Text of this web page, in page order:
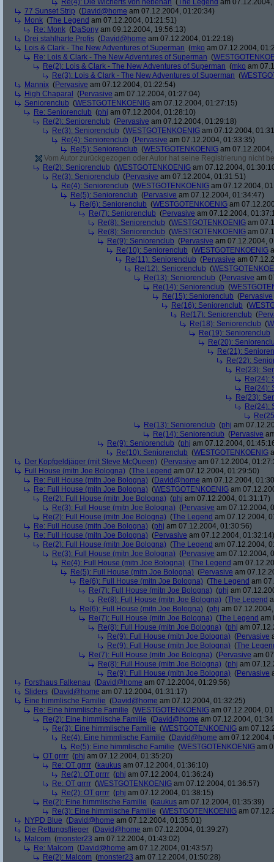
Re(4): Die Wicherts von nebenan (The Legend am
77 Sunset Strip (David@home am 07.12.2004, 01:20:34)
Monk (The Legend am 07.12.2004, 01:21:51)
Re: Monk (DaSony am 09.12.2004, 19:56:13)
Drei stahlharte Profis (David@home am 07.12.2004, 01:22:18)
Lois & Clark - The New Adventures of Superman (mko am 07.12.2004,
Re: Lois & Clark - The New Adventures of Superman (
Re(2): Lois & Clark - The New Adventures of Superman (mko am
Re(3): Lois & Clark - The New Adventures of Superman (
Mannix (Pervasive am 07.12.2004, 01:22:54)
High Chaparal
(Pervasive am 07.12.2004, 01:27:04)
Seniorenclub (WESTGOTENKOENIG am 07.12.2004, 01:27:15)
Re: Seniorenclub (phj am 07.12.2004, 01:28:10)
Re(2): Seniorenclub (Pervasive am 07.12.2004, 01:29:18)
Re(3): Seniorenclub (WESTGOTENKOENIG am 07.12.2004,
Re(4): Seniorenclub (Pervasive am 07.12.2004, 01:33:35)
Re(5): Seniorenclub (WESTGOTENKOENIG am
Vom Autor zurückgezogen oder Autor hat seine Registrierung nicht
Re(2): Seniorenclub (WESTGOTENKOENIG am 07.12.2004,
Re(3): Seniorenclub (Pervasive am 07.12.2004, 01:31:51)
Re(4): Seniorenclub (WESTGOTENKOENIG am 07.12.2004,
Re(5): Seniorenclub (Pervasive am 07.12.2004, 01:34:47)
Re(6): Seniorenclub (WESTGOTENKOENIG am
Re(7): Seniorenclub (Pervasive am 07.12.2004,
Re(8): Seniorenclub (WESTGOTENKOENIG am
Re(8): Seniorenclub (WESTGOTENKOENIG am
Re(9): Seniorenclub (Pervasive am 07.12.2004,
Re(10): Seniorenclub (WESTGOTENKOENIG
Re(11): Seniorenclub (Pervasive am
Re(12): Seniorenclub (
Re(13): Seniorenclub (Pervasive am
Re(14): Seniorenclub (
Re(15): Seniorenclub (Pervasive
Re(16): Seniorenclub (
Re(17): Seniorenclub (
Re(18): Seniorenclub (
Re(19): Seniorenclub
Re(20):
Re(21):
Re(22):
Re(23):
Re(24):
Re(24):
Re(23):
Re(24):
Re(13): Seniorenclub (phj am
Re(14): Seniorenclub (Pervasive
Re(9): Seniorenclub (phj am 07.12.2004,
Re(10): Seniorenclub (WESTGOTENKOENIG
Der Kopfgeldjäger (mit Steve McQueen) (Pervasive am 07.12.2004,
Full House (mitn Joe Bologna) (The Legend am 07.12.2004, 01:29:50)
Re: Full House (mitn Joe Bologna) (David@home am 07.12.2004,
Re: Full House (mitn Joe Bologna) (WESTGOTENKOENIG am
Re(2): Full House (mitn Joe Bologna) (phj am 07.12.2004, 01:31:17)
Re(3): Full House (mitn Joe Bologna) (Pervasive am 07.12.2004,
Re(2): Full House (mitn Joe Bologna) (The Legend am 07.12.2004,
Re: Full House (mitn Joe Bologna) (phj am 07.12.2004, 01:30:56)
Re: Full House (mitn Joe Bologna) (Pervasive am 07.12.2004, 01:32:14)
Re(2): Full House (mitn Joe Bologna) (The Legend am 07.12.2004,
Re(3): Full House (mitn Joe Bologna) (Pervasive am 07.12.2004,
Re(4): Full House (mitn Joe Bologna) (The Legend am
Re(5): Full House (mitn Joe Bologna) (Pervasive am
Re(6): Full House (mitn Joe Bologna) (The Legend am
Re(7): Full House (mitn Joe Bologna) (phj am
Re(8): Full House (mitn Joe Bologna) (The Legend
Re(6): Full House (mitn Joe Bologna) (phj am
Re(7): Full House (mitn Joe Bologna) (The Legend am
Re(8): Full House (mitn Joe Bologna) (phj am
Re(9): Full House (mitn Joe Bologna) (Pervasive
Re(9): Full House (mitn Joe Bologna) (The
Re(7): Full House (mitn Joe Bologna) (Pervasive am
Re(8): Full House (mitn Joe Bologna) (phj am
Re(9): Full House (mitn Joe Bologna) (Pervasive
Forsthaus Falkenau (David@home am 07.12.2004, 01:29:56)
Sliders (David@home am 07.12.2004, 01:31:17)
Eine himmlische Familie (David@home am 07.12.2004, 01:32:25)
Re: Eine himmlische Familie (WESTGOTENKOENIG am 07.12.2004,
Re(2): Eine himmlische Familie (David@home am 07.12.2004,
Re(3): Eine himmlische Familie (WESTGOTENKOENIG am
Re(4): Eine himmlische Familie (David@home am 07.12.2004,
Re(5): Eine himmlische Familie (WESTGOTENKOENIG am
OT grrrr (phj am 07.12.2004, 01:35:20)
Re: OT grrrr (kaukus am 07.12.2004, 01:36:10)
Re(2): OT grrrr (phj am 07.12.2004, 01:36:24)
Re: OT grrrr (WESTGOTENKOENIG am 07.12.2004, 01:36:57)
Re(2): OT grrrr (phj am 07.12.2004, 01:38:15)
Re(2): Eine himmlische Familie (kaukus am 07.12.2004, 01:35:39)
Re(3): Eine himmlische Familie (WESTGOTENKOENIG am
NYPD Blue (David@home am 07.12.2004, 01:35:01)
Die Rettungsflieger (David@home am 07.12.2004, 01:39:27)
Malcom (monster23 am 07.12.2004, 01:43:02)
Re: Malcom (David@home am 07.12.2004, 01:43:57)
Re(2): Malcom (monster23 am 07.12.2004, 01:50:28)